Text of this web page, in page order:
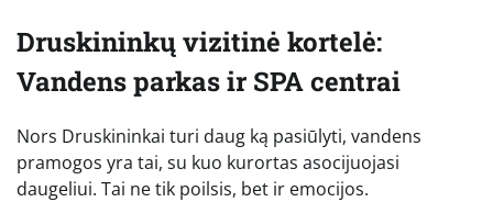
Druskininkų vizitinė kortelė:
Vandens parkas ir SPA centrai
Nors Druskininkai turi daug ką pasiūlyti, vandens
pramogos yra tai, su kuo kurortas asocijuojasi
daugeliui. Tai ne tik poilsis, bet ir emocijos.